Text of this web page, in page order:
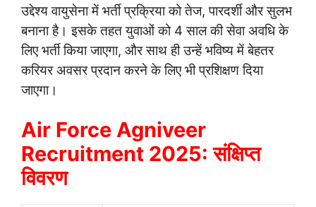
उद्देश्य वायुसेना में भर्ती प्रक्रिया को तेज, पारदर्शी और सुलभ
बनाना है। इसके तहत युवाओं को 4 साल की सेवा अवधि के
लिए भर्ती किया जाएगा, और साथ ही उन्हें भविष्य में बेहतर
करियर अवसर प्रदान करने के लिए भी प्रशिक्षण दिया
जाएगा।
Air Force Agniveer
Recruitment 2025: संक्षिप्त
विवरण